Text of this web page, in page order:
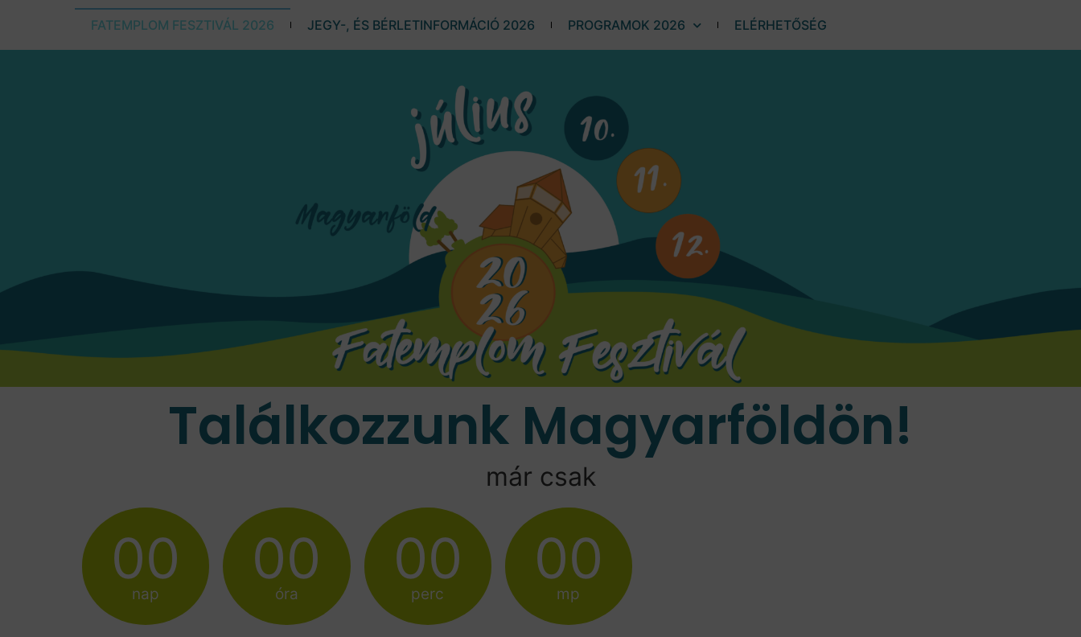
FATEMPLOM FESZTIVÁL 2026 JEGY-, ÉS BÉRLETINFORMÁCIÓ 2026 PROGRAMOK 2026 ELÉRHETŐSÉG
Találkozzunk Magyarföldön!
már csak
00
nap
00
óra
00
perc
00
mp